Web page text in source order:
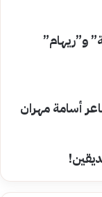
و”ريهام”
أسامة مهران